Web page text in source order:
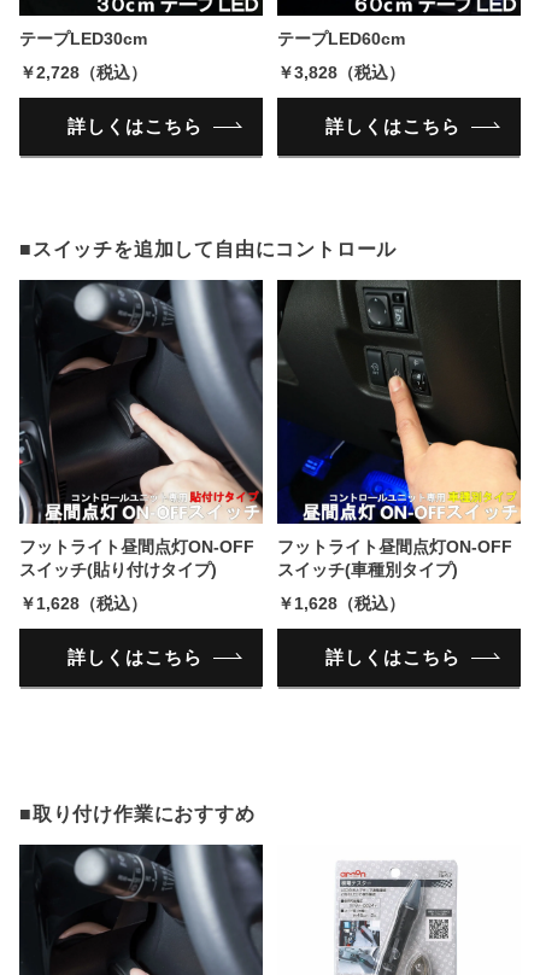
テープLED30cm
￥2,728（税込）
詳しくはこちら
テープLED60cm
￥3,828（税込）
詳しくはこちら
■スイッチを追加して自由にコントロール
フットライト昼間点灯ON-OFF
スイッチ(貼り付けタイプ)
￥1,628（税込）
詳しくはこちら
フットライト昼間点灯ON-OFF
スイッチ(車種別タイプ)
￥1,628（税込）
詳しくはこちら
■取り付け作業におすすめ